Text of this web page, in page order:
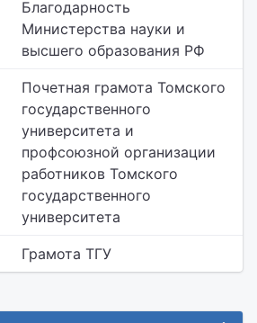
Благодарность
Министерства науки и
высшего образования РФ
Почетная грамота Томского
государственного
университета и
профсоюзной организации
работников Томского
государственного
университета
Грамота ТГУ